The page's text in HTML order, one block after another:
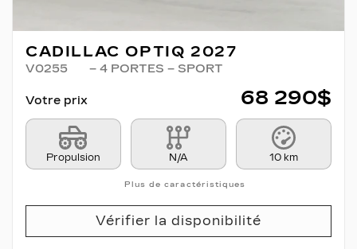
CADILLAC OPTIQ 2027
V0255 – 4 PORTES – SPORT
Votre prix 68 290$
Propulsion N/A 10 km
Plus de caractéristiques
Vérifier la disponibilité